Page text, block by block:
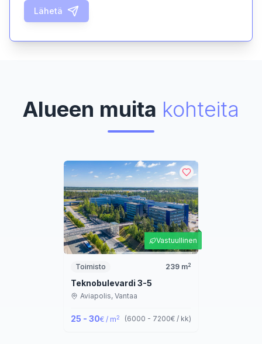
Lähetä
Alueen muita kohteita
Vastuullinen
Toimisto 239 m2
Teknobulevardi 3-5
Aviapolis, Vantaa
25 - 30€ / m2 (6000 - 7200€ / kk)